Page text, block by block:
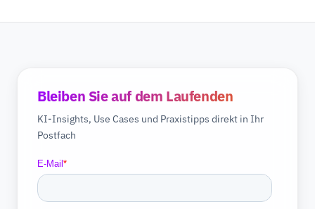
Bleiben Sie auf dem Laufenden
KI-Insights, Use Cases und Praxistipps direkt in Ihr
Postfach